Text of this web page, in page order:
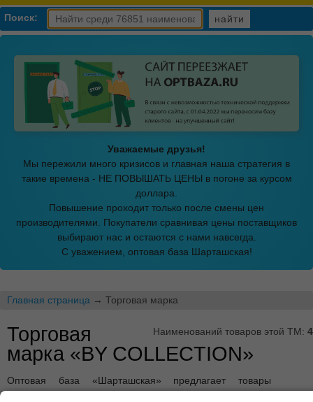
Поиск: найти
Уважаемые друзья!
Мы пережили много кризисов и главная наша стратегия в
такие времена - НЕ ПОВЫШАТЬ ЦЕНЫ в погоне за курсом
доллара.
Повышение проходит только после смены цен
производителями. Покупатели сравнивая цены поставщиков
выбирают нас и остаются с нами навсегда.
С уважением, оптовая база Шарташская!
Главная страница → Торговая марка
Наименований товаров этой ТМ: 4
Торговая
марка «BY COLLECTION»
Оптовая база «Шарташская» предлагает товары